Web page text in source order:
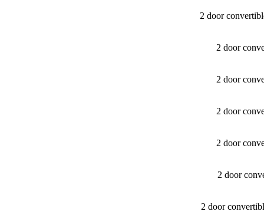
2 door
2 door
2 door
2 door
2 door
2 door
2 door